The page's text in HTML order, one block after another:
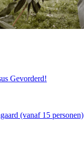
Gevorderd!
(vanaf 15 personen)